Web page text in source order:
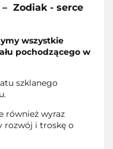
Zodiak - serce
wszystkie
pochodzącego w
szklanego
również wyraz
rozwój i troskę o